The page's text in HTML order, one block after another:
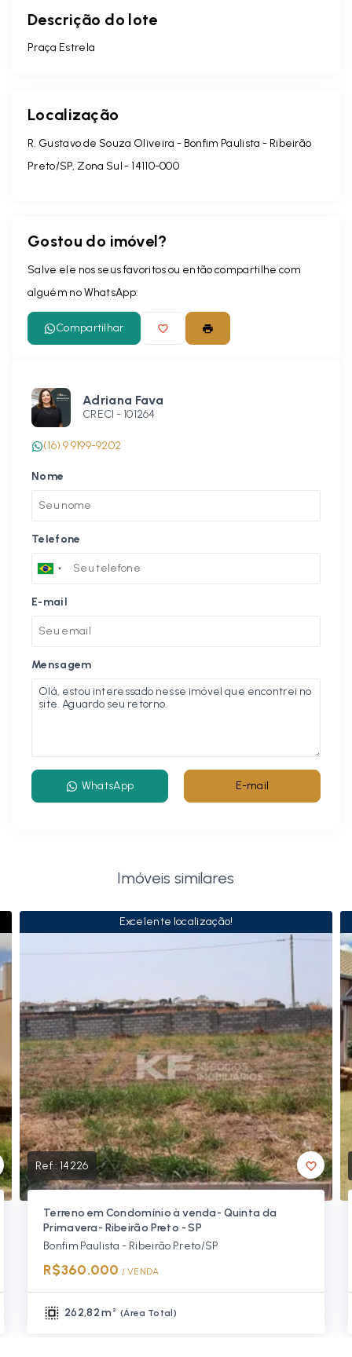
Descrição do lote
Praça Estrela
Localização
R. Gustavo de Souza Oliveira - Bonfim Paulista - Ribeirão
Preto/SP, Zona Sul - 14110-000
Gostou do imóvel?
Salve ele nos seus favoritos ou então compartilhe com
alguém no WhatsApp:
Compartilhar
Adriana Fava
CRECI - 101264
(16) 9 9199-9202
Nome
Telefone
E-mail
Mensagem
WhatsApp E-mail
Imóveis similares
Excelente localização!
Ref.:14226
Terreno em Condomínio à venda- Quinta da
Primavera- Ribeirão Preto - SP
Bonfim Paulista - Ribeirão Preto/SP
R$360.000 / VENDA
262,82 m² (Área Total )